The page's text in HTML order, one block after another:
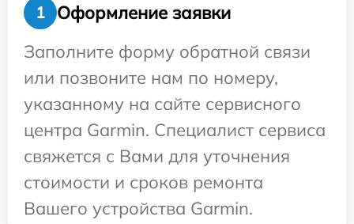
1
Оформление заявки
Заполните форму обратной связи
или позвоните нам по номеру,
указанному на сайте сервисного
центра Garmin. Специалист сервиса
свяжется с Вами для уточнения
стоимости и сроков ремонта
Вашего устройства Garmin.